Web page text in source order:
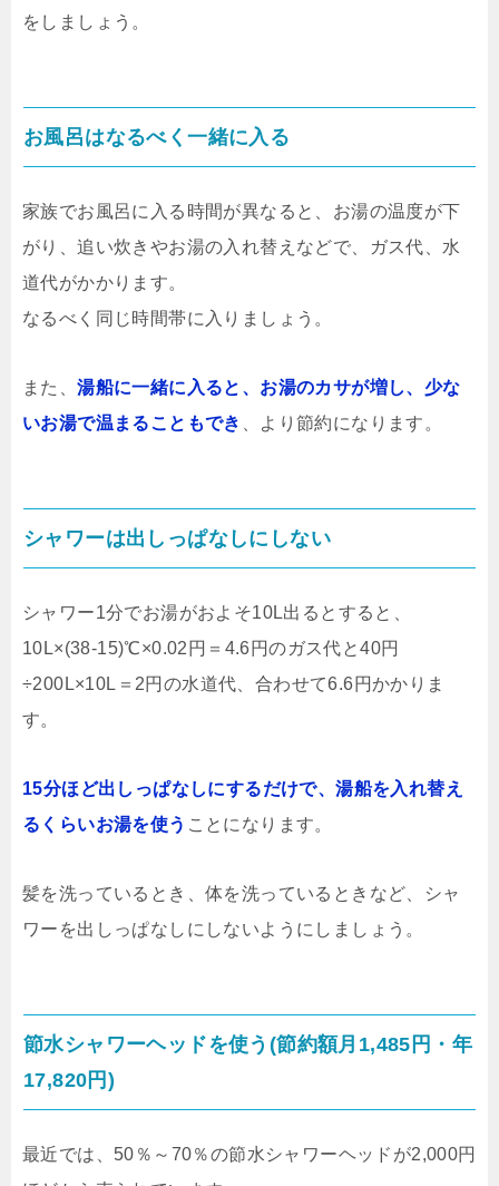
をしましょう。
お風呂はなるべく一緒に入る
家族でお風呂に入る時間が異なると、お湯の温度が下
がり、追い炊きやお湯の入れ替えなどで、ガス代、水
道代がかかります。
なるべく同じ時間帯に入りましょう。
また、湯船に一緒に入ると、お湯のカサが増し、少な
いお湯で温まることもでき
、より節約になります。
シャワーは出しっぱなしにしない
シャワー1分でお湯がおよそ10L出るとすると、
10L×(38-15)℃×0.02円＝4.6円のガス代と40円
÷200L×10L＝2円の水道代、合わせて6.6円かかりま
す。
15分ほど出しっぱなしにするだけで、湯船を入れ替え
るくらいお湯を使う ことになります。
髪を洗っているとき、体を洗っているときなど、シャ
ワーを出しっぱなしにしないようにしましょう。
節水シャワーヘッドを使う(節約額月1,485円・年
17,820円)
最近では、50％～70％の節水シャワーヘッドが2,000円